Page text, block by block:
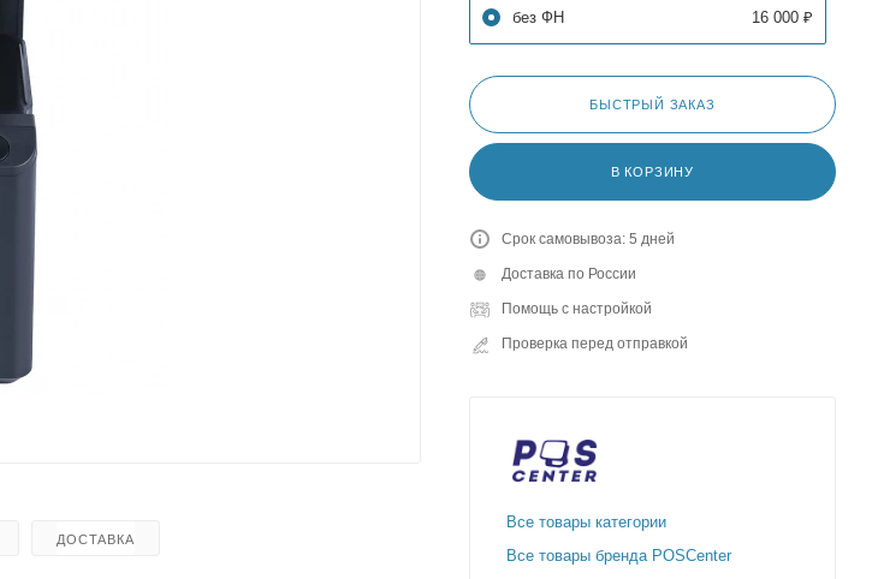
ДОСТАВКА
без ФН 16 000 ₽
БЫСТРЫЙ ЗАКАЗ
В КОРЗИНУ
Срок самовывоза: 5 дней
Доставка по России
Помощь с настройкой
Проверка перед отправкой
Все товары категории
Все товары бренда POSCenter